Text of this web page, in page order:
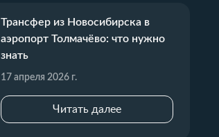
Трансфер из Новосибирска в
аэропорт Толмачёво: что нужно
знать
17 апреля 2026 г.
Читать далее